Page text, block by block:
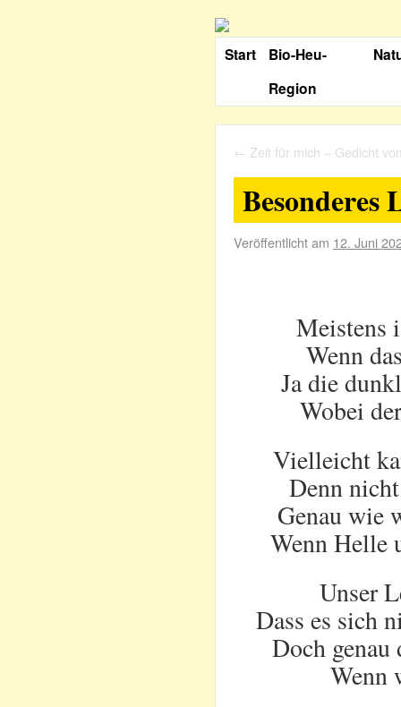
Start
Bio-Heu-
Region
← Zeit für mich – Gedicht
Besonderes
Veröffentlicht am 12. Juni
Meistens
Wenn
Ja die
Wobei
Vielleicht
Denn
Genau wie
Wenn Helle
Unser
Dass es sich
Doch genau
Wenn